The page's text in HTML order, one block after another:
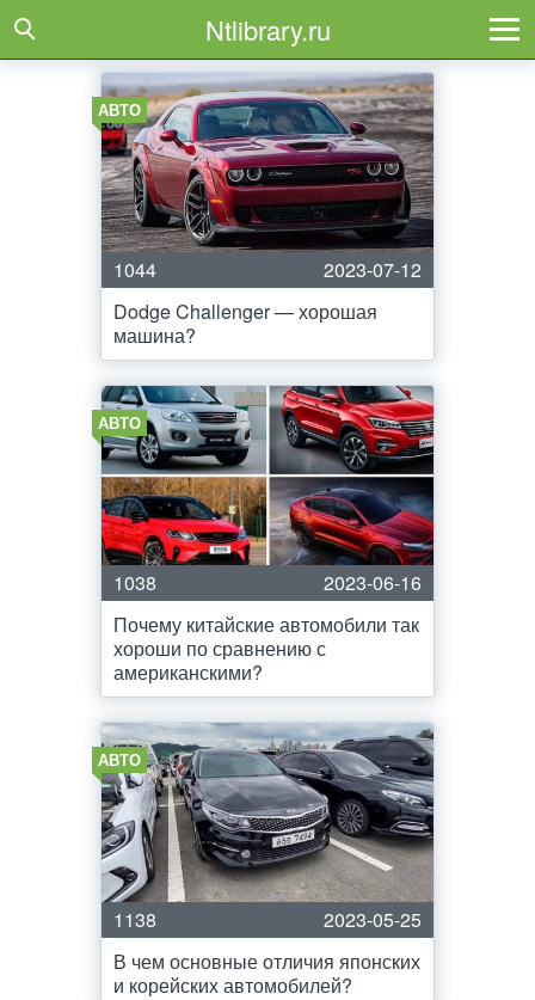
Ntlibrary.ru
АВТО
1044
2023-07-12
Dodge Challenger — хорошая
машина?
АВТО
1038
2023-06-16
Почему китайские автомобили так
хороши по сравнению с
американскими?
АВТО
1138
2023-05-25
В чем основные отличия японских
и корейских автомобилей?